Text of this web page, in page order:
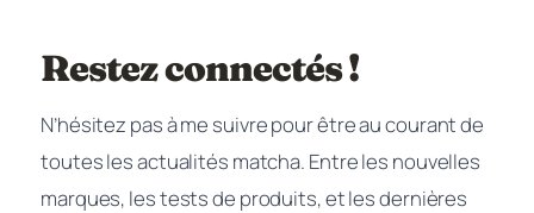
Restez connectés !
N’hésitez pas à me suivre pour être au courant de
toutes les actualités matcha. Entre les nouvelles
marques, les tests de produits, et les dernières